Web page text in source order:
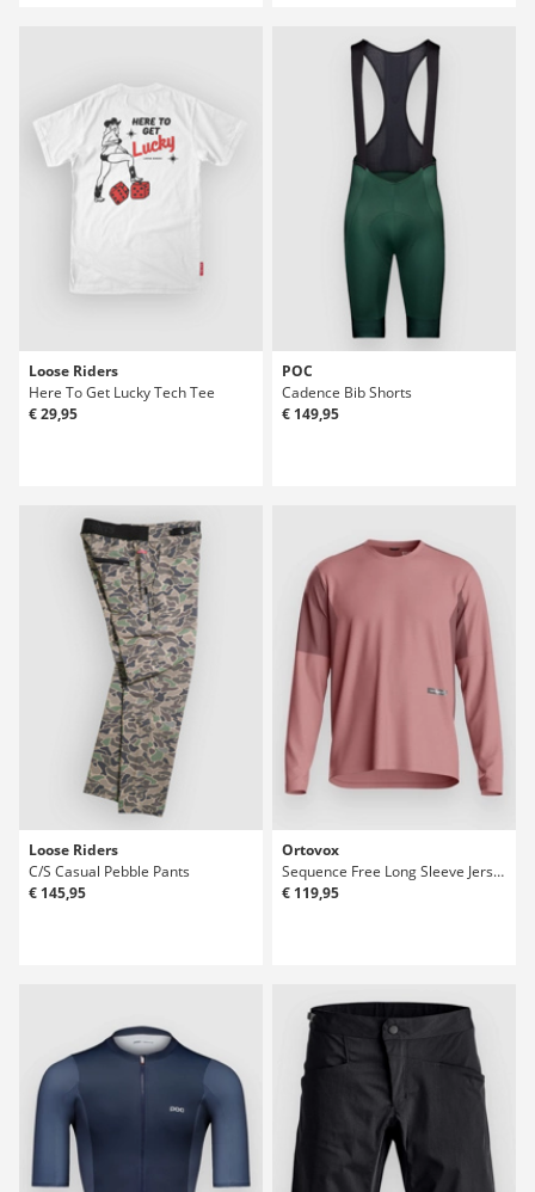
Loose Riders
Here To Get Lucky Tech Tee
€ 29,95
POC
Cadence Bib Shorts
€ 149,95
Loose Riders
C/S Casual Pebble Pants
€ 145,95
Ortovox
Sequence Free Long Sleeve Jersey
€ 119,95